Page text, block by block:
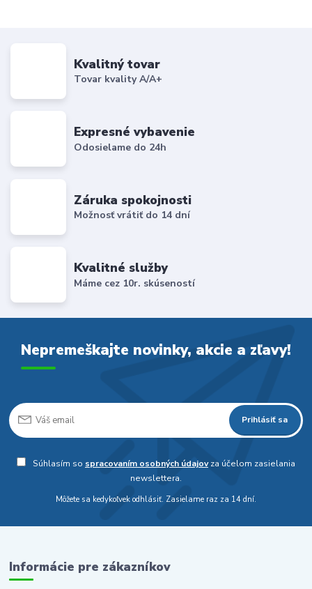
Kvalitný tovar
Tovar kvality A/A+
Expresné vybavenie
Odosielame do 24h
Záruka spokojnosti
Možnosť vrátiť do 14 dní
Kvalitné služby
Máme cez 10r. skúseností
Nepremeškajte novinky, akcie a zľavy!
Prihlásiť sa
Súhlasím so spracovaním osobných údajovza účelom zasielania
newslettera.
Môžete sa kedykoľvek odhlásiť. Zasielame raz za 14 dní.
Informácie pre zákazníkov